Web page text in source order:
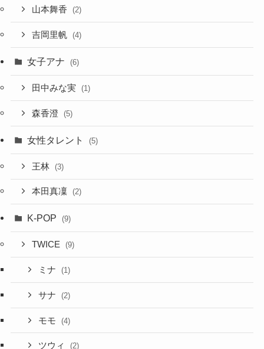
山本舞香 (2)
吉岡里帆 (4)
女子アナ (6)
田中みな実 (1)
森香澄 (5)
女性タレント (5)
王林 (3)
本田真凜 (2)
K-POP (9)
TWICE (9)
ミナ (1)
サナ (2)
モモ (4)
ツウィ (2)